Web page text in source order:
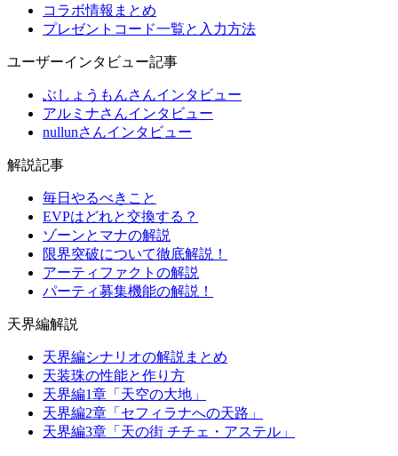
コラボ情報まとめ
プレゼントコード一覧と入力方法
ユーザーインタビュー記事
ぶしょうもんさんインタビュー
アルミナさんインタビュー
nullunさんインタビュー
解説記事
毎日やるべきこと
EVPはどれと交換する？
ゾーンとマナの解説
限界突破について徹底解説！
アーティファクトの解説
パーティ募集機能の解説！
天界編解説
天界編シナリオの解説まとめ
天装珠の性能と作り方
天界編1章「天空の大地」
天界編2章「セフィラナへの天路」
天界編3章「天の街 チチェ・アステル」